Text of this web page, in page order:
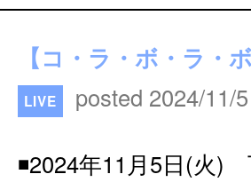
【コ・ラ・ボ・ラ・ボ
LIVE posted 2024/11/5
◾️2024年11月5日(火)